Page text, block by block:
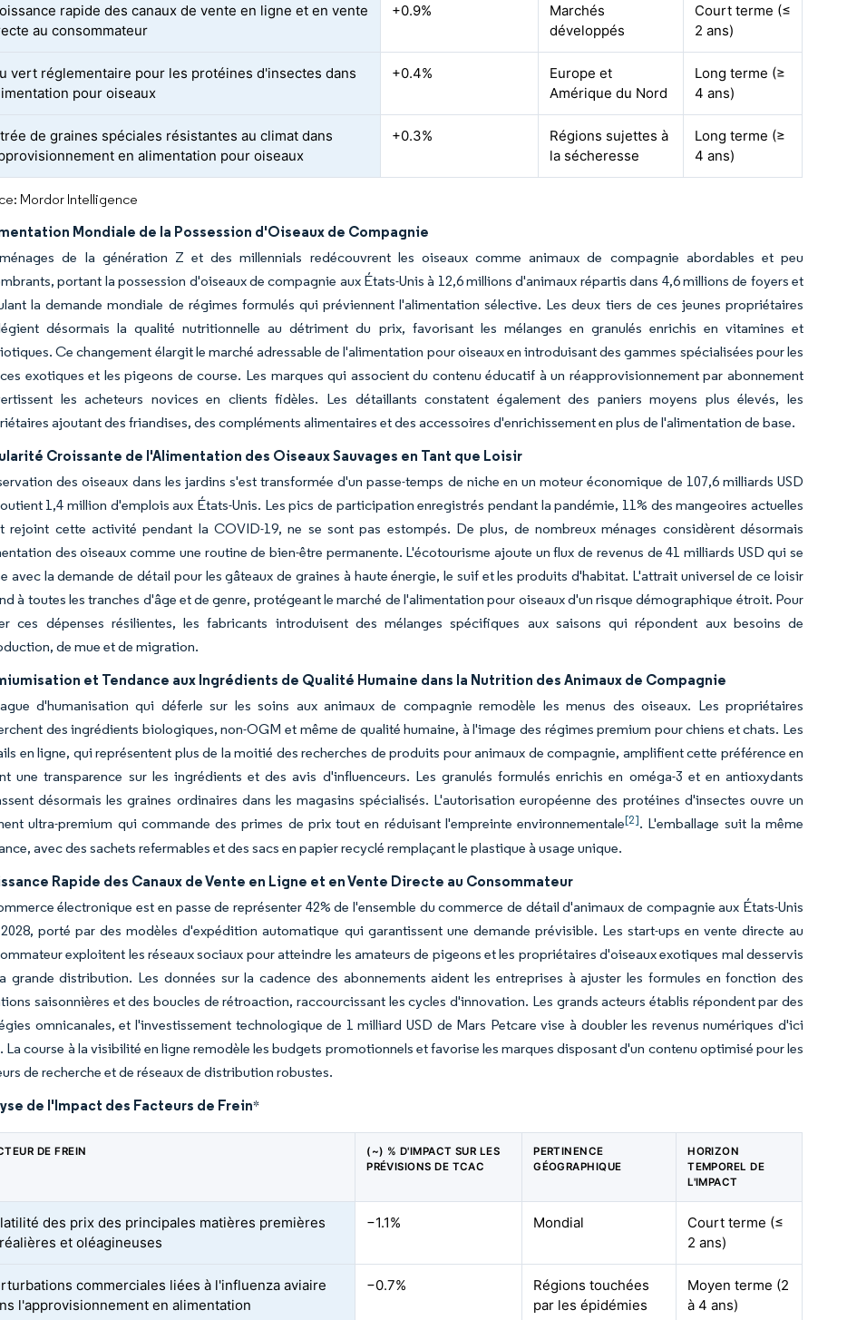
rapide des canaux de vente en ligne et en vente
au consommateur
+0.9%
Marchés
développés
Court terme (≤
2 ans)
vert réglementaire pour les protéines d'insectes dans
pour oiseaux
+0.4%
Europe et
Amérique du Nord
Long terme (≥
4 ans)
de graines spéciales résistantes au climat dans
en alimentation pour oiseaux
+0.3%
Régions sujettes à
la sécheresse
Long terme (≥
4 ans)
Mordor Intelligence
Mondiale de la Possession d'Oiseaux de Compagnie
de la génération Z et des millennials redécouvrent les oiseaux comme animaux de compagnie abordables et peu
portant la possession d'oiseaux de compagnie aux États-Unis à 12,6 millions d'animaux répartis dans 4,6 millions de foyers et
la demande mondiale de régimes formulés qui préviennent l'alimentation sélective. Les deux tiers de ces jeunes propriétaires
désormais la qualité nutritionnelle au détriment du prix, favorisant les mélanges en granulés enrichis en vitamines et
Ce changement élargit le marché adressable de l'alimentation pour oiseaux en introduisant des gammes spécialisées pour les
exotiques et les pigeons de course. Les marques qui associent du contenu éducatif à un réapprovisionnement par abonnement
les acheteurs novices en clients fidèles. Les détaillants constatent également des paniers moyens plus élevés, les
ajoutant des friandises, des compléments alimentaires et des accessoires d'enrichissement en plus de l'alimentation de base.
Croissante de l'Alimentation des Oiseaux Sauvages en Tant que Loisir
des oiseaux dans les jardins s'est transformée d'un passe-temps de niche en un moteur économique de 107,6 milliards USD
1,4 million d'emplois aux États-Unis. Les pics de participation enregistrés pendant la pandémie, 11% des mangeoires actuelles
rejoint cette activité pendant la COVID-19, ne se sont pas estompés. De plus, de nombreux ménages considèrent désormais
des oiseaux comme une routine de bien-être permanente. L'écotourisme ajoute un flux de revenus de 41 milliards USD qui se
avec la demande de détail pour les gâteaux de graines à haute énergie, le suif et les produits d'habitat. L'attrait universel de ce loisir
à toutes les tranches d'âge et de genre, protégeant le marché de l'alimentation pour oiseaux d'un risque démographique étroit. Pour
ces dépenses résilientes, les fabricants introduisent des mélanges spécifiques aux saisons qui répondent aux besoins de
de mue et de migration.
et Tendance aux Ingrédients de Qualité Humaine dans la Nutrition des Animaux de Compagnie
d'humanisation qui déferle sur les soins aux animaux de compagnie remodèle les menus des oiseaux. Les propriétaires
des ingrédients biologiques, non-OGM et même de qualité humaine, à l'image des régimes premium pour chiens et chats. Les
en ligne, qui représentent plus de la moitié des recherches de produits pour animaux de compagnie, amplifient cette préférence en
une transparence sur les ingrédients et des avis d'influenceurs. Les granulés formulés enrichis en oméga-3 et en antioxydants
désormais les graines ordinaires dans les magasins spécialisés. L'autorisation européenne des protéines d'insectes ouvre un
ultra-premium qui commande des primes de prix tout en réduisant l'empreinte environnementale[2]. L'emballage suit la même
avec des sachets refermables et des sacs en papier recyclé remplaçant le plastique à usage unique.
Rapide des Canaux de Vente en Ligne et en Vente Directe au Consommateur
électronique est en passe de représenter 42% de l'ensemble du commerce de détail d'animaux de compagnie aux États-Unis
porté par des modèles d'expédition automatique qui garantissent une demande prévisible. Les start-ups en vente directe au
exploitent les réseaux sociaux pour atteindre les amateurs de pigeons et les propriétaires d'oiseaux exotiques mal desservis
grande distribution. Les données sur la cadence des abonnements aident les entreprises à ajuster les formules en fonction des
saisonnières et des boucles de rétroaction, raccourcissant les cycles d'innovation. Les grands acteurs établis répondent par des
omnicanales, et l'investissement technologique de 1 milliard USD de Mars Petcare vise à doubler les revenus numériques d'ici
La course à la visibilité en ligne remodèle les budgets promotionnels et favorise les marques disposant d'un contenu optimisé pour les
de recherche et de réseaux de distribution robustes.
de l'Impact des Facteurs de Frein*
DE FREIN
(~) % D'IMPACT SUR LES
PRÉVISIONS DE TCAC
PERTINENCE
GÉOGRAPHIQUE
HORIZON
TEMPOREL DE
L'IMPACT
des prix des principales matières premières
et oléagineuses
−1.1% Mondial
Court terme (≤
2 ans)
commerciales liées à l'influenza aviaire
l'approvisionnement en alimentation
−0.7%
Régions touchées
par les épidémies
Moyen terme (2
à 4 ans)